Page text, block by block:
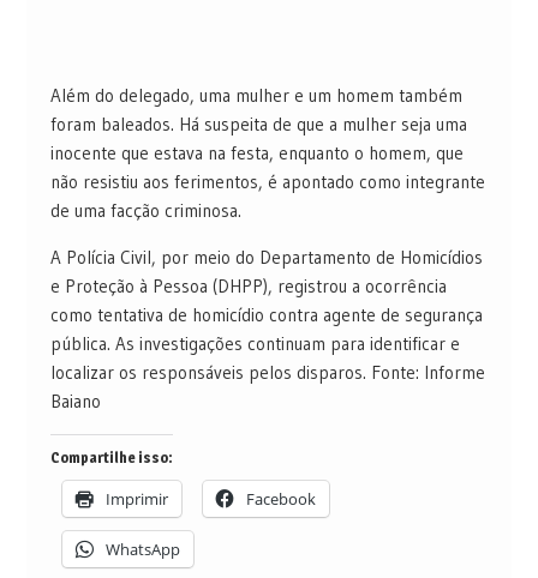
Além do delegado, uma mulher e um homem também
foram baleados. Há suspeita de que a mulher seja uma
inocente que estava na festa, enquanto o homem, que
não resistiu aos ferimentos, é apontado como integrante
de uma facção criminosa.
A Polícia Civil, por meio do Departamento de Homicídios
e Proteção à Pessoa (DHPP), registrou a ocorrência
como tentativa de homicídio contra agente de segurança
pública. As investigações continuam para identificar e
localizar os responsáveis pelos disparos. Fonte: Informe
Baiano
Compartilhe isso:
Imprimir Facebook
WhatsApp